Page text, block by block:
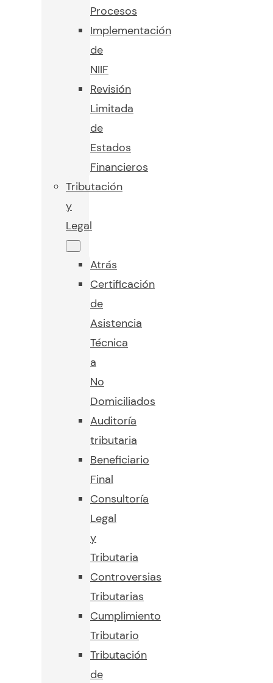
Procesos
Implementación
de
NIIF
Revisión
Limitada
de
Estados
Financieros
Tributación
y
Legal
Atrás
Certificación
de
Asistencia
Técnica
a
No
Domiciliados
Auditoría
tributaria
Beneficiario
Final
Consultoría
Legal
y
Tributaria
Controversias
Tributarias
Cumplimiento
Tributario
Tributación
de